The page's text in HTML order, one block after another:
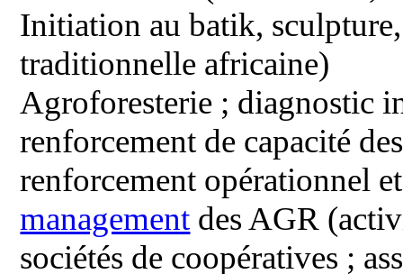
Initiation au batik,
traditionnelle africaine)
Agroforesterie ; diagnostic
renforcement de capacité
renforcement opérationnel
management des AGR
sociétés de coopératives ;